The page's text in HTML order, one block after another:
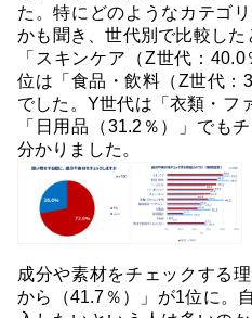
た。特にどのようなカテゴ
かも聞き、世代別で比較し
「スキンケア（Z世代：
位は「食品・飲料（Z世代：
でした。Y世代は「衣類・フ
「日用品（31.2％）」でも
分かりました。
成分や素材をチェックする
から（41.7％）」が1位に。